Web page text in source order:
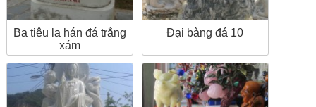
Ba tiêu la hán đá trắng
xám
Đại bàng đá 10